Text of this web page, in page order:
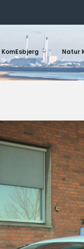
KomEsbjerg Natur